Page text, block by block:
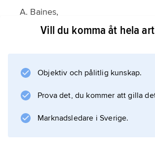
A. Baines,
Brass Instruments
Vill du komma åt hela
Objektiv och pålitlig kunskap.
Prova det, du kommer att gilla
Marknadsledare i Sverige.